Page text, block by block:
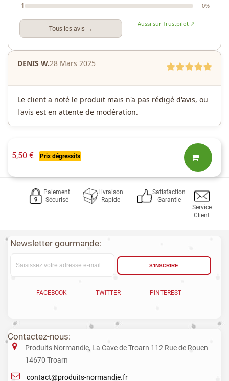
1 0%
Tous les avis →
Aussi sur Trustpilot ↗
DENIS W.28 Mars 2025
Le client a noté le produit mais n'a pas rédigé d'avis, ou
l'avis est en attente de modération.
5,50 € Prix dégressifs
Paiement
Sécurisé
Livraison
Rapide
Satisfaction
Garantie
Service
Client
Newsletter gourmande:
S'INSCRIRE
FACEBOOK TWITTER PINTEREST
Contactez-nous:
Produits Normandie, La Cave de Troarn 112 Rue de Rouen
14670 Troarn
contact@produits-normandie.fr